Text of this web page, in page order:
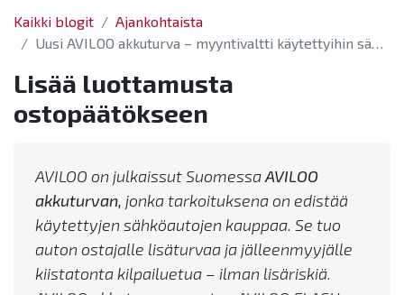
Kaikki blogit
Ajankohtaista
Uusi AVILOO akkuturva – myyntivaltti käytettyihin sähköautoihin
Lisää luottamusta
ostopäätökseen
AVILOO on julkaissut SuomessaAVILOO
akkuturvan, jonka tarkoituksena on edistää
käytettyjen sähköautojen kauppaa. Se tuo
auton ostajalle lisäturvaa ja jälleenmyyjälle
kiistatonta kilpailuetua – ilman lisäriskiä.